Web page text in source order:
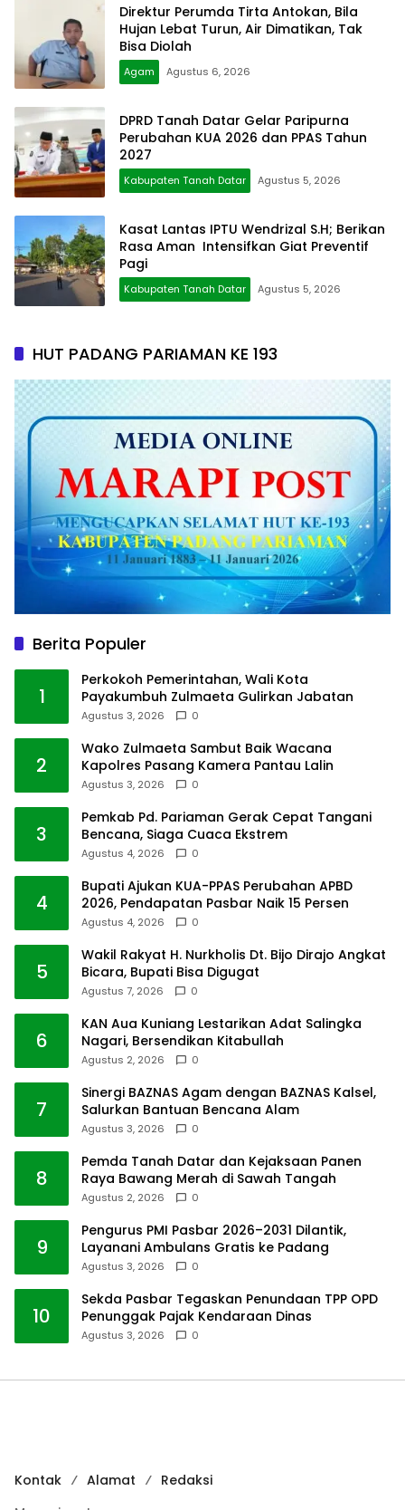
Direktur Perumda Tirta Antokan, Bila
Hujan Lebat Turun, Air Dimatikan, Tak
Bisa Diolah
Agam Agustus 6, 2026
DPRD Tanah Datar Gelar Paripurna
Perubahan KUA 2026 dan PPAS Tahun
2027
Kabupaten Tanah Datar Agustus 5, 2026
Kasat Lantas IPTU Wendrizal S.H; Berikan
Rasa Aman Intensifkan Giat Preventif
Pagi
Kabupaten Tanah Datar Agustus 5, 2026
HUT PADANG PARIAMAN KE 193
Berita Populer
1
Perkokoh Pemerintahan, Wali Kota
Payakumbuh Zulmaeta Gulirkan Jabatan
Agustus 3, 2026 0
2
Wako Zulmaeta Sambut Baik Wacana
Kapolres Pasang Kamera Pantau Lalin
Agustus 3, 2026 0
3
Pemkab Pd. Pariaman Gerak Cepat Tangani
Bencana, Siaga Cuaca Ekstrem
Agustus 4, 2026 0
4
Bupati Ajukan KUA-PPAS Perubahan APBD
2026, Pendapatan Pasbar Naik 15 Persen
Agustus 4, 2026 0
5
Wakil Rakyat H. Nurkholis Dt. Bijo Dirajo Angkat
Bicara, Bupati Bisa Digugat
Agustus 7, 2026 0
6
KAN Aua Kuniang Lestarikan Adat Salingka
Nagari, Bersendikan Kitabullah
Agustus 2, 2026 0
7
Sinergi BAZNAS Agam dengan BAZNAS Kalsel,
Salurkan Bantuan Bencana Alam
Agustus 3, 2026 0
8
Pemda Tanah Datar dan Kejaksaan Panen
Raya Bawang Merah di Sawah Tangah
Agustus 2, 2026 0
9
Pengurus PMI Pasbar 2026–2031 Dilantik,
Layanani Ambulans Gratis ke Padang
Agustus 3, 2026 0
10
Sekda Pasbar Tegaskan Penundaan TPP OPD
Penunggak Pajak Kendaraan Dinas
Agustus 3, 2026 0
Kontak Alamat
Redaksi